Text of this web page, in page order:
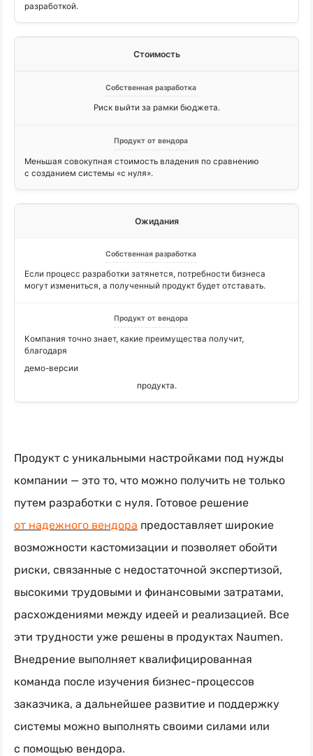
разработкой.
Стоимость
Риск выйти за рамки бюджета.
Меньшая совокупная стоимость владения по сравнению
с созданием системы «с нуля».
Ожидания
Если процесс разработки затянется, потребности бизнеса
могут измениться, а полученный продукт будет отставать.
Компания точно знает, какие преимущества получит,
благодаря
демо-версии
продукта.
Продукт с уникальными настройками под нужды
компании — это то, что можно получить не только
путем разработки с нуля. Готовое решение
от надежного вендора предоставляет широкие
возможности кастомизации и позволяет обойти
риски, связанные с недостаточной экспертизой,
высокими трудовыми и финансовыми затратами,
расхождениями между идеей и реализацией. Все
эти трудности уже решены в продуктах Naumen.
Внедрение выполняет квалифицированная
команда после изучения бизнес-процессов
заказчика, а дальнейшее развитие и поддержку
системы можно выполнять своими силами или
с помощью вендора.